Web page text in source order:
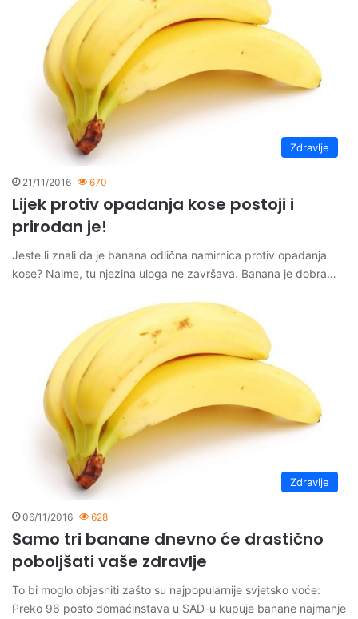
Zdravlje
21/11/2016 670
Lijek protiv opadanja kose postoji i
prirodan je!
Jeste li znali da je banana odlična namirnica protiv opadanja
kose? Naime, tu njezina uloga ne završava. Banana je dobra…
Zdravlje
06/11/2016 628
Samo tri banane dnevno će drastično
poboljšati vaše zdravlje
To bi moglo objasniti zašto su najpopularnije svjetsko voće:
Preko 96 posto domaćinstava u SAD-u kupuje banane najmanje